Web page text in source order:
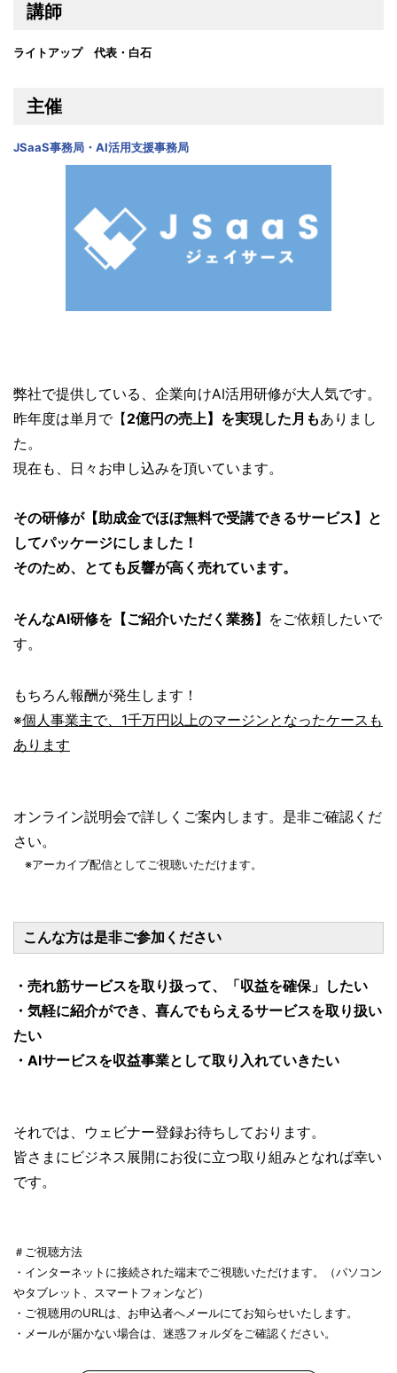
講師
ライトアップ 代表・白石
主催
JSaaS事務局・AI活用支援事務局
弊社で提供している、企業向けAI活用研修が大人気です。
昨年度は単月で【 2億円の売上】を実現した月もありまし
た。
現在も、日々お申し込みを頂いています。
その研修が【助成金でほぼ無料で受講できるサービス】と
してパッケージにしました！
そのため、とても反響が高く売れています。
そんなAI研修を【ご紹介いただく業務】
をご依頼したいで
す。
もちろん報酬が発生します！
※個人事業主で、1千万円以上のマージンとなったケースも
あります
オンライン説明会で詳しくご案内します。是非ご確認くだ
さい。
※アーカイブ配信としてご視聴いただけます。
こんな方は是非ご参加ください
・ 売れ筋サービスを取り扱って、「収益を確保」
したい
・気軽に紹介ができ、喜んでもらえるサービスを取り扱い
たい
・AIサービスを収益事業として取り入れていきたい
それでは、ウェビナー登録お待ちしております。
皆さまにビジネス展開にお役に立つ取り組みとなれば幸い
です。
＃ご視聴方法
・インターネットに接続された端末でご視聴いただけます。（パソコン
やタブレット、スマートフォンなど）
・ご視聴用のURLは、お申込者へメールにてお知らせいたします。
・メールが届かない場合は、迷惑フォルダをご確認ください。